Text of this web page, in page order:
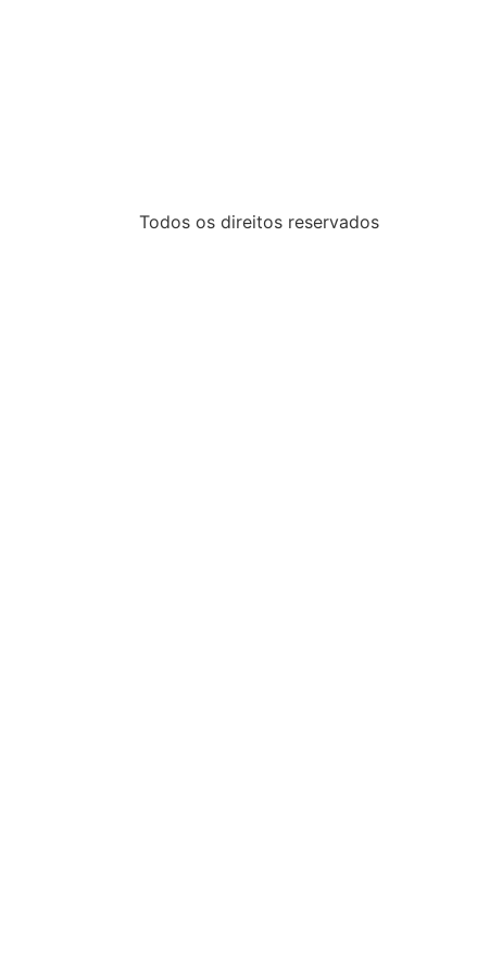
Todos os direitos reservados